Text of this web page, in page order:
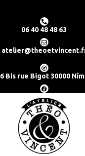
06 40 48 48 63
Bis rue Bigot 30000